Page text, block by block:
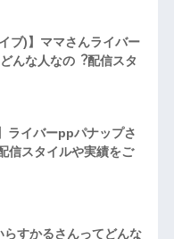
ブ)】ママさんライバー
んな人なの︖配信スタ
ライバーppパナップさ
信スタイルや実績をご
らすかるさんってどんな